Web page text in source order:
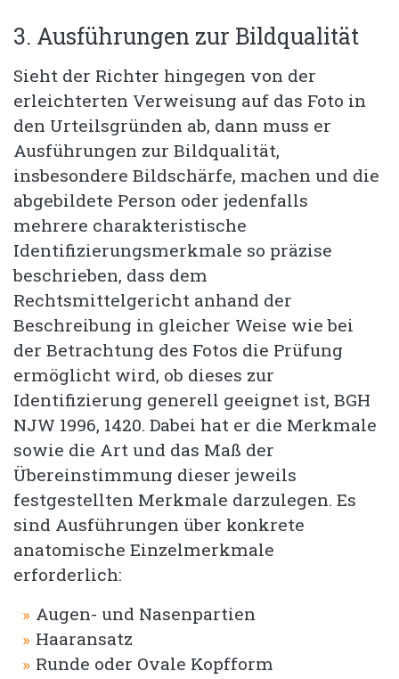
3. Ausführungen zur Bildqualität
Sieht der Richter hingegen von der
erleichterten Verweisung auf das Foto in
den Urteilsgründen ab, dann muss er
Ausführungen zur Bildqualität,
insbesondere Bildschärfe, machen und die
abgebildete Person oder jedenfalls
mehrere charakteristische
Identifizierungsmerkmale so präzise
beschrieben, dass dem
Rechtsmittelgericht anhand der
Beschreibung in gleicher Weise wie bei
der Betrachtung des Fotos die Prüfung
ermöglicht wird, ob dieses zur
Identifizierung generell geeignet ist, BGH
NJW 1996, 1420. Dabei hat er die Merkmale
sowie die Art und das Maß der
Übereinstimmung dieser jeweils
festgestellten Merkmale darzulegen. Es
sind Ausführungen über konkrete
anatomische Einzelmerkmale
erforderlich:
Augen- und Nasenpartien
Haaransatz
Runde oder Ovale Kopfform